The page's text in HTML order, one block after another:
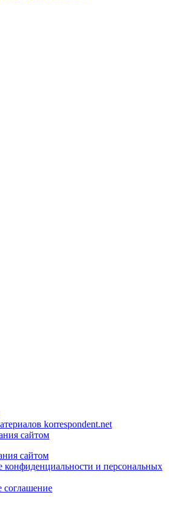
korrespondent.net
сайтом
сайтом
конфиденциальности и персональных
соглашение